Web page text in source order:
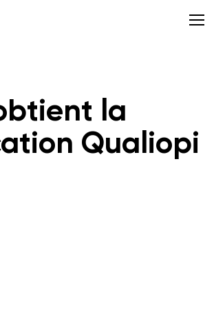
la
Qualiopi